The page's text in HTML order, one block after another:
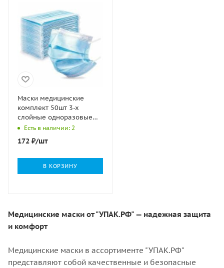
Маски медицинские
комплект 50шт 3-х
слойные одноразовые
голубые СМЗ 1/50
Есть в наличии: 2
172 ₽/шт
В КОРЗИНУ
Медицинские маски от "УПАК.РФ" — надежная защита
и комфорт
Медицинские маски в ассортименте "УПАК.РФ"
представляют собой качественные и безопасные